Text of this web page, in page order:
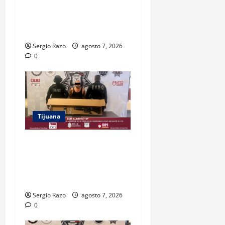
Sergio Razo
agosto 7, 2026
0
Tijuana
Sergio Razo
agosto 7, 2026
0